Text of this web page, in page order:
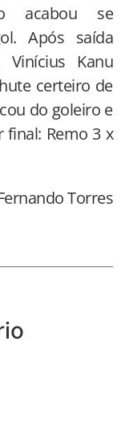
acabou se
Após saída
Kanu
certeiro de
do goleiro e
final: Remo 3 x
Torres